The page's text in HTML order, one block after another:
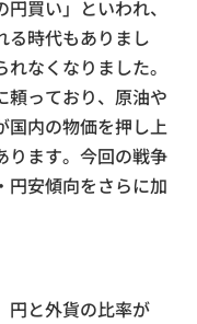
買い」といわれ、
る時代もありまし
なくなりました。
頼っており、原油や
国内の物価を押し上
ります。今回の戦争
円安傾向をさらに加
円と外貨の比率が